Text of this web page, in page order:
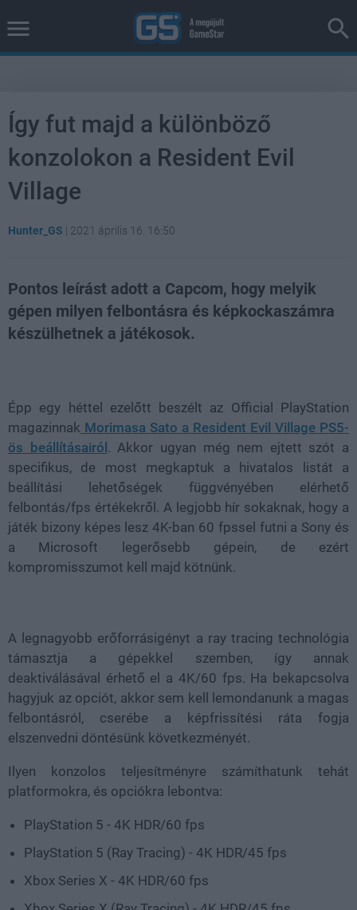
Így fut majd a különböző
konzolokon a Resident Evil
Village
Hunter_GS | 2021 április 16. 16:50
Pontos leírást adott a Capcom, hogy melyik
gépen milyen felbontásra és képkockaszámra
készülhetnek a játékosok.
Épp egy héttel ezelőtt beszélt az Official PlayStation
magazinnak Morimasa Sato a Resident Evil Village PS5-
ös beállításairól . Akkor ugyan még nem ejtett szót a
specifikus, de most megkaptuk a hivatalos listát a
beállítási lehetőségek függvényében elérhető
felbontás/fps értékekről. A legjobb hír sokaknak, hogy a
játék bizony képes lesz 4K-ban 60 fpssel futni a Sony és
a Microsoft legerősebb gépein, de ezért
kompromisszumot kell majd kötnünk.
A legnagyobb erőforrásigényt a ray tracing technológia
támasztja a gépekkel szemben, így annak
deaktiválásával érhető el a 4K/60 fps. Ha bekapcsolva
hagyjuk az opciót, akkor sem kell lemondanunk a magas
felbontásról, cserébe a képfrissítési ráta fogja
elszenvedni döntésünk következményét.
Ilyen konzolos teljesítményre számíthatunk tehát
platformokra, és opciókra lebontva:
PlayStation 5 - 4K HDR/60 fps
PlayStation 5 (Ray Tracing) - 4K HDR/45 fps
Xbox Series X - 4K HDR/60 fps